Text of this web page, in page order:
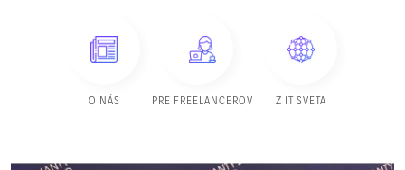
O NÁS PRE FREELANCEROV Z IT SVETA